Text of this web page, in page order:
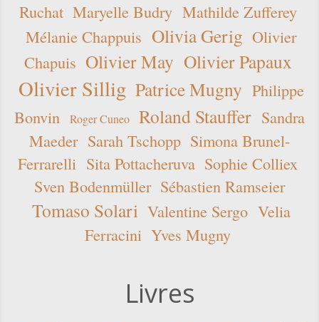
Ruchat Maryelle Budry Mathilde Zufferey
Mélanie Chappuis Olivia Gerig Olivier
Chapuis Olivier May Olivier Papaux
Olivier Sillig Patrice Mugny Philippe
Bonvin
Roger Cuneo Roland Stauffer Sandra
Maeder Sarah Tschopp Simona Brunel-
Ferrarelli Sita Pottacheruva Sophie Colliex
Sven Bodenmüller Sébastien Ramseier
Tomaso Solari Valentine Sergo Velia
Ferracini Yves Mugny
Livres